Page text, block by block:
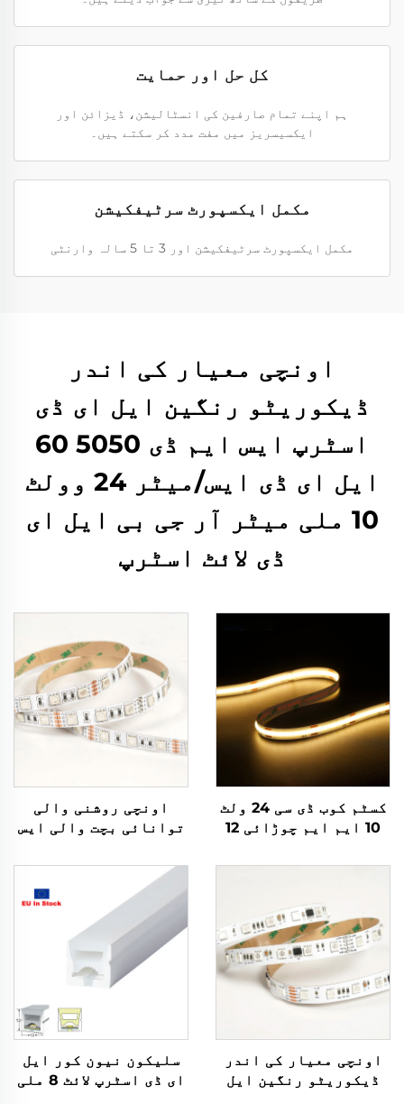
کل حل اور حمایت
ہم اپنے تمام صارفین کی انسٹالیشن، ڈیزائن اور
ایکسیسریز میں مفت مدد کر سکتے ہیں۔
مکمل ایکسپورٹ سرٹیفکیشن
مکمل ایکسپورٹ سرٹیفکیشن اور 3 تا 5 سالہ وارنٹی
اونچی معیار کی اندر
ڈیکوریٹو رنگین ایل ای ڈی
اسٹرپ ایس ایم ڈی 5050 60
ایل ای ڈی ایس/میٹر 24 وولٹ
10 ملی میٹر آر جی بی ایل ای
ڈی لائٹ اسٹرپ
کسٹم کوب ڈی سی 24 ولٹ
10 ایم ایم چوڑائی 12
آئی پی 65 ڈیمر ہونے
اسٹرپ لائٹس اسمارٹ
اسٹرپ لائٹس انڈور
سجائش کے لیے
اونچی روشنی والی
توانائی بچت والی ایس
ڈی/میٹر ڈی سی 12 وولٹ
10 ملی میٹر کٹنے والی
ایل ای ڈی لیمپ ایل ای
ڈی فلیکسیبل آر جی بی
اسٹرپ لائٹس
اونچی معیار کی اندر
ڈیکوریٹو رنگین ایل
سلیکون نیون کور ایل
ای ڈی اسٹرپ لائٹ 8 ملی